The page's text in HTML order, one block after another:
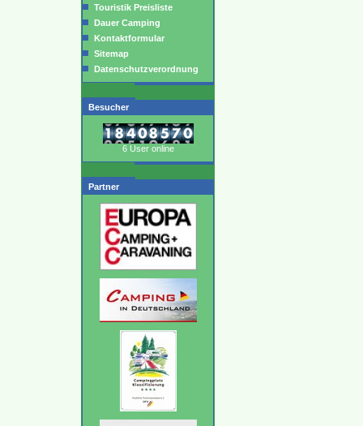
Touristik Preisliste
Dauer Camping
Kontaktformular
Sitemap
Datenschutzverordnung
Besucher
6 User online
Partner